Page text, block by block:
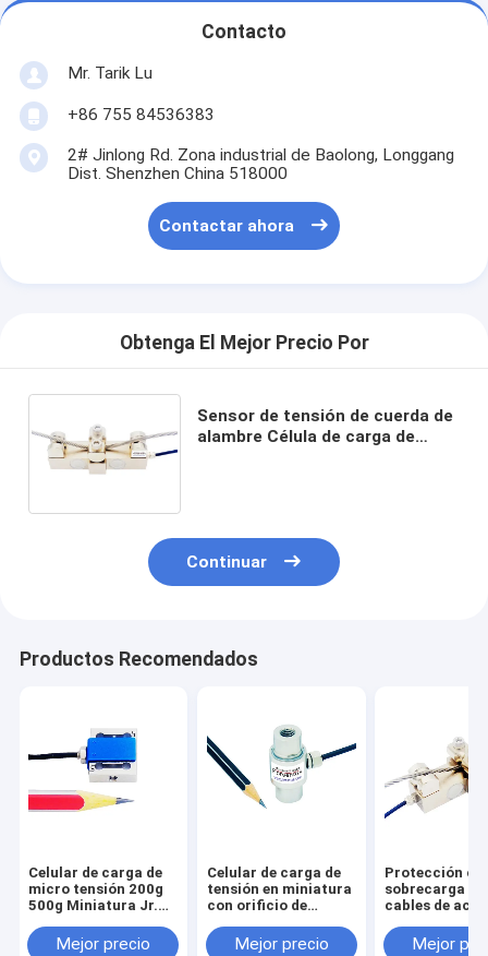
Contacto
Mr. Tarik Lu
+86 755 84536383
2# Jinlong Rd. Zona industrial de Baolong, Longgang
Dist. Shenzhen China 518000
Contactar ahora
Obtenga El Mejor Precio Por
Sensor de tensión de cuerda de
alambre Célula de carga de
Continuar
Productos Recomendados
Celular de carga de
micro tensión 200g
500g Miniatura Jr.
fuerza de haz S 5N
Mejor precio
Celular de carga de
tensión en miniatura
con orificio de
M10/M8/M6/M5/M4
Mejor precio
Protección
sobrecarga de
cables de
Sensor de
Mejor